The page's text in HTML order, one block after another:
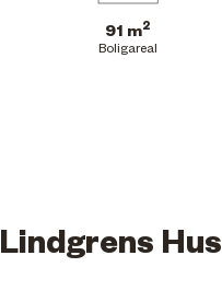
91 m2
Boligareal
Lindgrens Hus